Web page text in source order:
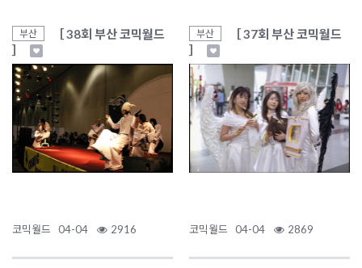
부산
［ 38회 부산 코믹월드
］
코믹월드 04-04 2916
부산
［ 37회 부산 코믹월드
］
코믹월드 04-04 2869